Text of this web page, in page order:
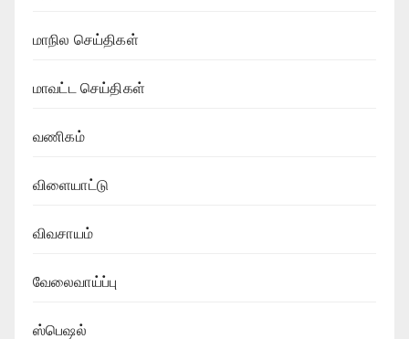
மாநில செய்திகள்
மாவட்ட செய்திகள்
வணிகம்
விளையாட்டு
விவசாயம்
வேலைவாய்ப்பு
ஸ்பெஷல்